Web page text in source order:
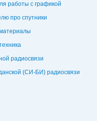
работы с графикой
про спутники
радиосвязи
(СИ-БИ) радиосвязи